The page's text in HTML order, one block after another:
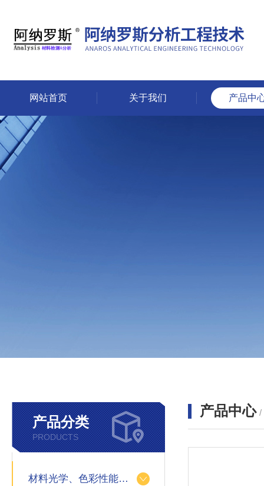
网站首页 关于我们 产品中
产品分类
PRODUCTS
材料光学、色彩性能的测定
产品中心 /